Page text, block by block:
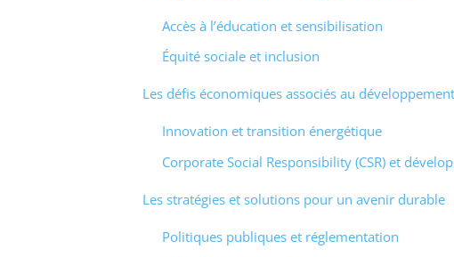
Accès à l’éducation et sensibilisation
Équité sociale et inclusion
Les défis économiques associés au
Innovation et transition énergétique
Corporate Social Responsibility (CSR) et
Les stratégies et solutions pour un avenir durable
Politiques publiques et réglementation